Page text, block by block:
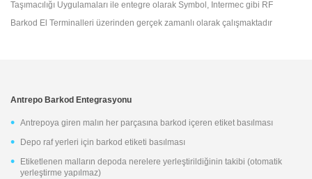
Taşımacılığı Uygulamaları ile entegre olarak Symbol, Intermec gibi RF
Barkod El Terminalleri üzerinden gerçek zamanlı olarak çalışmaktadır
Antrepo Barkod Entegrasyonu
Antrepoya giren malın her parçasına barkod içeren etiket basılması
Depo raf yerleri için barkod etiketi basılması
Etiketlenen malların depoda nerelere yerleştirildiğinin takibi (otomatik
yerleştirme yapılmaz)